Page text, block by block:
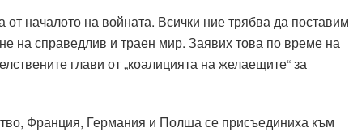
началото на войната. Всички ние трябва да поставим
на справедлив и траен мир. Заявих това по време на
глави от „коалицията на желаещите“ за
Франция, Германия и Полша се присъединиха към